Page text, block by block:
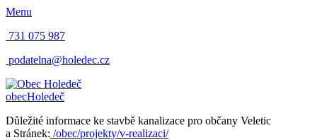
Menu
731 075 987
podatelna@holedec.cz
obecHoledeč
Důležité informace ke stavbě kanalizace pro občany Veletic
a Stránek: /obec/projekty/v-realizaci/